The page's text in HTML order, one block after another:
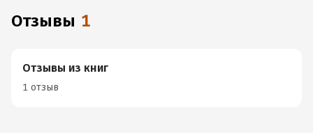
Отзывы 1
Отзывы из книг
1 отзыв